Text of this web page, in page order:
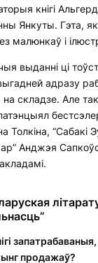
кнігі
Янкуты. Гэта, як
малюнкаў і
выданні ці
адразу
складзе. Але
Толкіна, “Сабакі
Анджэя
продажаў?